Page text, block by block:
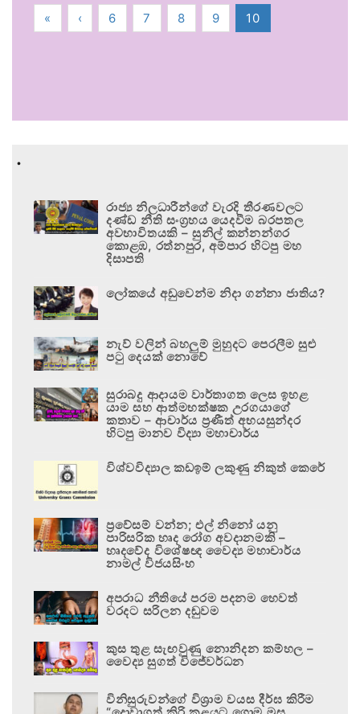
« ‹ 6 7 8 9 10
.
රාජ්‍ය නිලධාරීන්ගේ වැරදි තීරණවලට
දණ්ඩ නීති සංග්‍රහය යෙදවීම බරපතල
අවභාවිතයකි – සුනිල් කන්නන්ගර
කොළඹ, රත්නපුර, අම්පාර හිටපු මහ
දිසාපති
ලෝකයේ අඩුවෙන්ම නිදා ගන්නා ජාතිය?
නැව් වලින් බහලුම් මුහුදට පෙරලීම සුළු
පටු දෙයක් නොවේ
සුරාබදු ආදායම වාර්තාගත ලෙස ඉහළ
යාම සහ ආත්මභක්ෂක උරගයාගේ
කතාව – ආචාර්ය ප්‍රණීත් අභයසුන්දර
හිටපු මානව විද්‍යා මහාචාර්ය
විශ්වවිද්‍යාල කඩඉම් ලකුණු නිකුත් කෙරේ
ප්‍රවේසම් වන්න; එල් නිනෝ යනු
පාරිසරික හෘද රෝග අවදානමකි –
හෘදවේද විශේෂඥ වෛද්‍ය මහාචාර්ය
නාමල් විජයසිංහ
අපරාධ නීතියේ පරම පදනම හෙවත්
වරදට සරිලන දඬුවම
කුස තුළ සැඟවුණු නොනිදන කම්හල –
වෛද්‍ය සුගත් විජේවර්ධන
විනිසුරුවන්ගේ විශ්‍රාම වයස දීර්ඝ කිරීම